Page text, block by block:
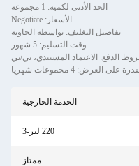
الحد الأدنى لكمية: 1 مجموعة
الأسعار: Negotiate
تفاصيل التغليف: بواسطة الحاوية
وقت التسليم: 5 شهور
الدفع: الاعتماد المستندي، تي/تي
على العرض: 4 مجموعات شهريا
الخدمة الخارجية
220 لتر-3
ممتاز